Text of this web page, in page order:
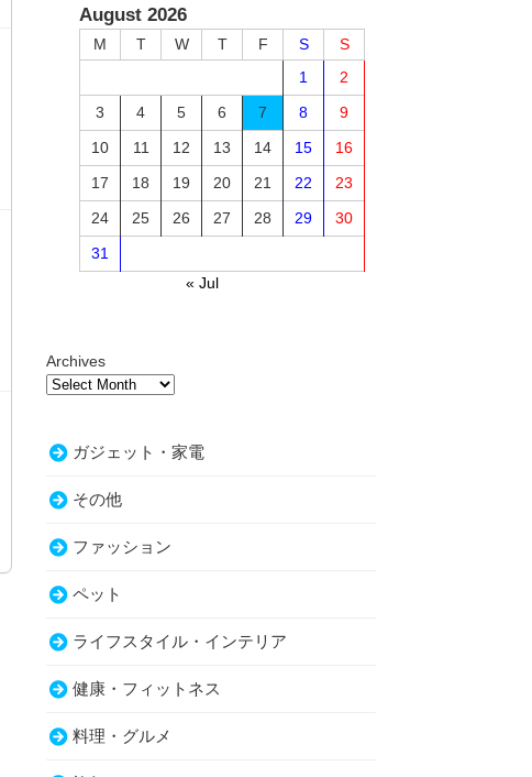
August 2026
M T W T F S
S
1
2
3
4 5 6 7 8
9
10
11 12 13 14 15
16
17
18 19 20 21 22
23
24
25 26 27 28 29
30
31
« Jul
Archives
ガジェット・家電
その他
ファッション
ペット
ライフスタイル・インテリア
健康・フィットネス
料理・グルメ